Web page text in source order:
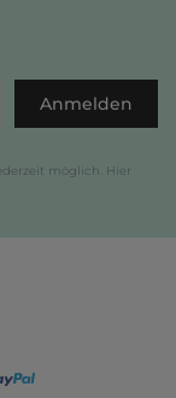
Anmelden
möglich. Hier